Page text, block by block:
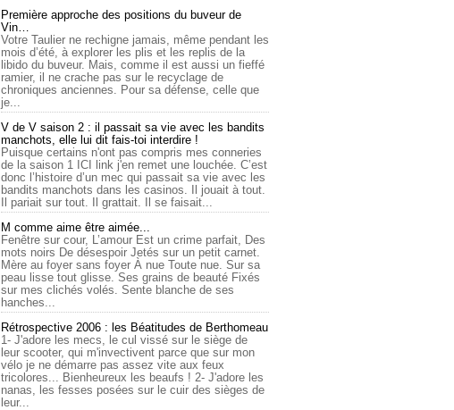
Première approche des positions du buveur de
Vin…
Votre Taulier ne rechigne jamais, même pendant les
mois d’été, à explorer les plis et les replis de la
libido du buveur. Mais, comme il est aussi un fieffé
ramier, il ne crache pas sur le recyclage de
chroniques anciennes. Pour sa défense, celle que
je...
V de V saison 2 : il passait sa vie avec les bandits
manchots, elle lui dit fais-toi interdire !
Puisque certains n'ont pas compris mes conneries
de la saison 1 ICI link j'en remet une louchée. C’est
donc l’histoire d’un mec qui passait sa vie avec les
bandits manchots dans les casinos. Il jouait à tout.
Il pariait sur tout. Il grattait. Il se faisait...
M comme aime être aimée...
Fenêtre sur cour, L’amour Est un crime parfait, Des
mots noirs De désespoir Jetés sur un petit carnet.
Mère au foyer sans foyer À nue Toute nue. Sur sa
peau lisse tout glisse. Ses grains de beauté Fixés
sur mes clichés volés. Sente blanche de ses
hanches...
Rétrospective 2006 : les Béatitudes de Berthomeau
1- J'adore les mecs, le cul vissé sur le siège de
leur scooter, qui m'invectivent parce que sur mon
vélo je ne démarre pas assez vite aux feux
tricolores... Bienheureux les beaufs ! 2- J'adore les
nanas, les fesses posées sur le cuir des sièges de
leur...